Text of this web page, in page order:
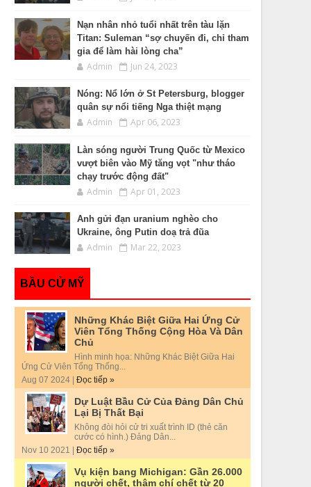
Nạn nhân nhỏ tuổi nhất trên tàu lặn
Titan: Suleman “sợ chuyến đi, chỉ tham
gia để làm hài lòng cha”
Admin Jun 24, 2023
Nóng: Nổ lớn ở St Petersburg, blogger
quân sự nổi tiếng Nga thiệt mạng
Admin Apr 06, 2023
Làn sóng người Trung Quốc từ Mexico
vượt biên vào Mỹ tăng vọt "như tháo
chạy trước động đất"
Admin Apr 01, 2023
Anh gửi đạn uranium nghèo cho
Ukraine, ông Putin doạ trả đũa
Admin Mar 22, 2023
BẦU CỬ MỸ
Những Khác Biệt Giữa Hai Ứng Cử
Viên Tổng Thống Cộng Hòa Và Dân
Chủ
Hình minh họa: Những Khác Biệt Giữa Hai
Ứng Cử Viên Tổng Thống...
Aug 07 2024 | Đọc tiếp »
Dự Luật Bầu Cử Của Đảng Dân Chủ
Lại Bị Thất Bại
Không đòi hỏi cử tri xuất trình ID (thẻ căn
cước có hình.) Đảng Dân...
Nov 10 2021 | Đọc tiếp »
Vụ kiện bang Michigan: Gần 26.000
người chết, thậm chí chết từ 20